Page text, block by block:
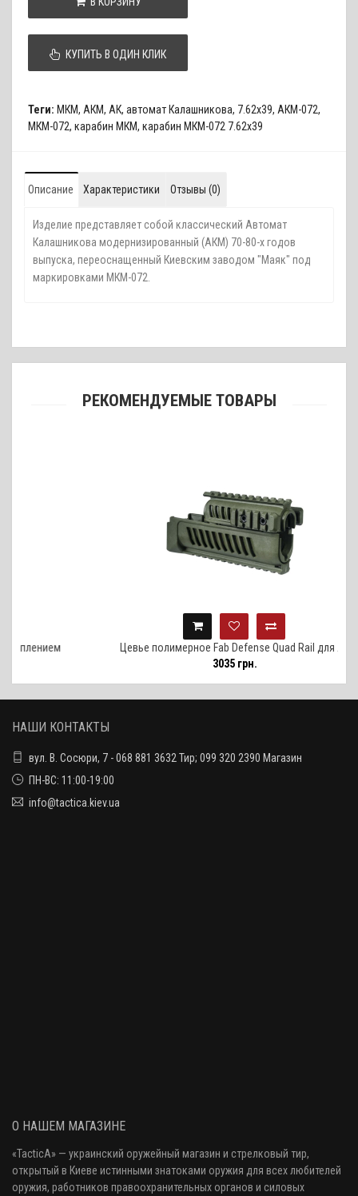
КУПИТЬ В ОДИН КЛИК
Теги: МКМ, АКМ, АК, автомат Калашникова, 7.62х39, АКМ-072,
МКМ-072, карабин МКМ, карабин МКМ-072 7.62х39
Описание Характеристики Отзывы (0)
Изделие представляет собой классический Автомат
Калашникова модернизированный (АКМ) 70-80-х годов
выпуска, переоснащенный Киевским заводом "Маяк" под
маркировками МКМ-072.
РЕКОМЕНДУЕМЫЕ ТОВАРЫ
Цевье полимерное Fab Defense Quad Rail для АК
3035 грн.
НАШИ КОНТАКТЫ
вул. В. Сосюри, 7 - 068 881 3632 Тир; 099 320 2390 Магазин
ПН-ВС: 11:00-19:00
info@tactica.kiev.ua
О НАШЕМ МАГАЗИНЕ
«TacticA» — украинский оружейный магазин и стрелковый тир,
открытый в Киеве истинными знатоками оружия для всех любителей
оружия, работников правоохранительных органов и силовых